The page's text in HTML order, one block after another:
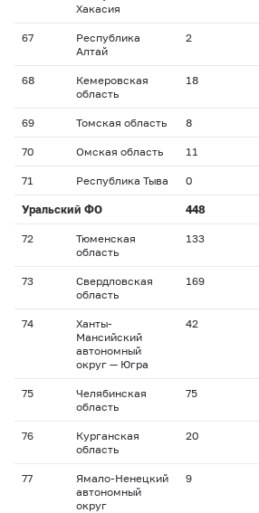
Хакасия
67
Республика
Алтай
2
68
Кемеровская
область
18
69 Томская область 8
70 Омская область 11
71 Республика Тыва 0
Уральский ФО 448
72
Тюменская
область
133
73
Свердловская
область
169
74
Ханты-
Мансийский
автономный
округ — Югра
42
75
Челябинская
область
75
76
Курганская
область
20
77
Ямало-Ненецкий
автономный
округ
9